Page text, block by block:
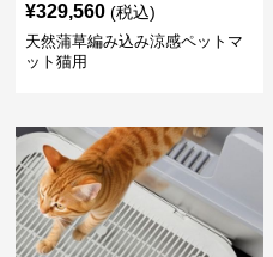
¥329,560 (税込)
天然蒲草編み込み涼感ペットマ
ット猫用